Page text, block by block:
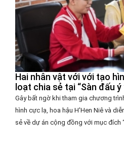
Hai nhân vật với với tạo
loạt chia sẻ tại “Sàn đấu
Gây bất ngờ khi tham gia chương
hình cực lạ, hoa hậu H'Hen Niê và
sẻ về dự án cộng đồng với mục đích